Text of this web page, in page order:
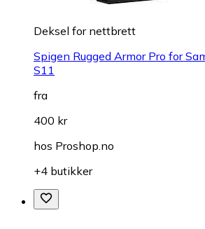
Deksel for nettbrett
Spigen Rugged Armor Pro for
S11
fra
400 kr
hos Proshop.no
+4 butikker